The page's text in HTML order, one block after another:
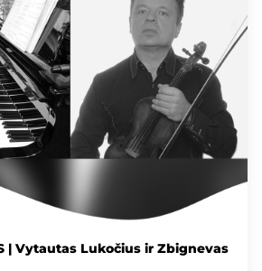
| Vytautas Lukočius ir Zbignevas